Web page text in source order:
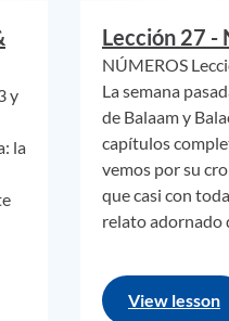
Este nombre
Jordania.
que tenían
de
y
la
Lección 27 -
NÚMEROS
La semana
de Balaam y
capítulos
vemos por su
que casi con
relato adornado
View lesson